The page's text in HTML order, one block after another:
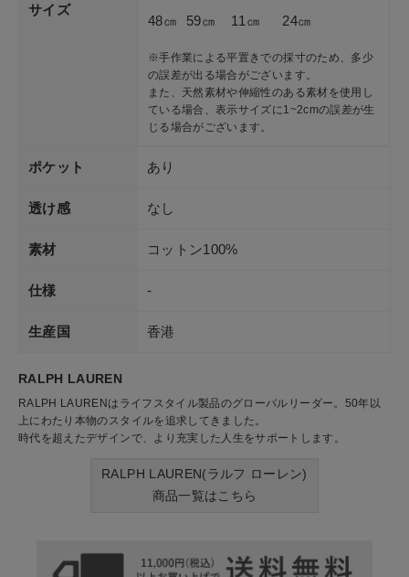
サイズ
48㎝ 59㎝ 11㎝ 24㎝
※手作業による平置きでの採寸のため、多少
の誤差が出る場合がございます。
また、天然素材や伸縮性のある素材を使用し
ている場合、表示サイズに1~2cmの誤差が生
じる場合がございます。
ポケット あり
透け感 なし
素材 コットン100%
仕様 -
生産国 香港
RALPH LAUREN
RALPH LAURENはライフスタイル製品のグローバルリーダー。50年以
上にわたり本物のスタイルを追求してきました。
時代を超えたデザインで、より充実した人生をサポートします。
RALPH LAUREN(ラルフ ローレン)
商品一覧はこちら